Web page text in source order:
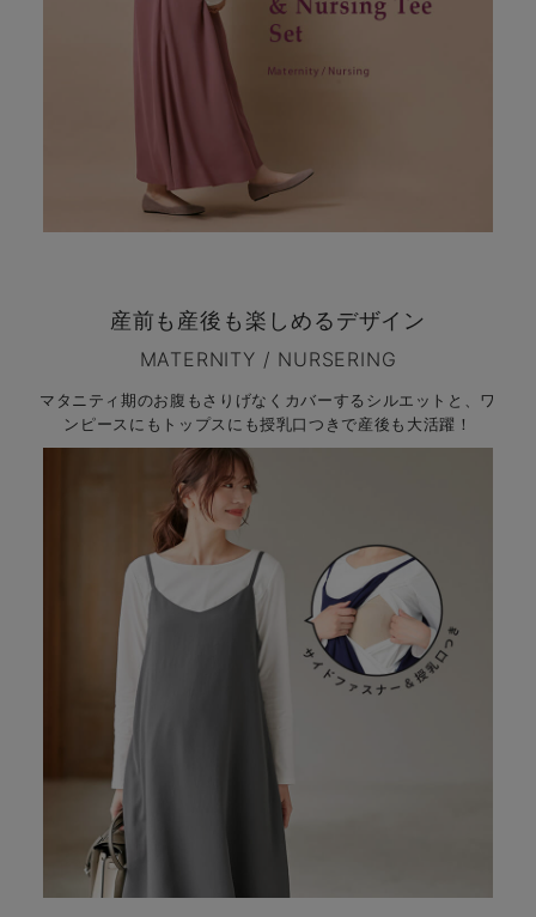
産前も産後も楽しめるデザイン
MATERNITY / NURSERING
マタニティ期のお腹もさりげなくカバーするシルエットと、 ワ
ンピースにもトップスにも授乳口つきで産後も大活躍！